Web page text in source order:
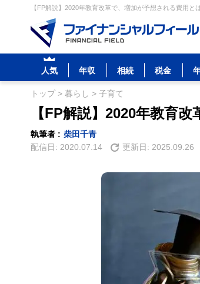
【FP解説】2020年教育改革で、増加が予想される費用と
人気 年収 相続 税金
トップ> 暮らし > 子育て
【FP解説】2020年教育
執筆者 : 柴田千青
配信日: 2020.07.14 更新日: 2025.09.26